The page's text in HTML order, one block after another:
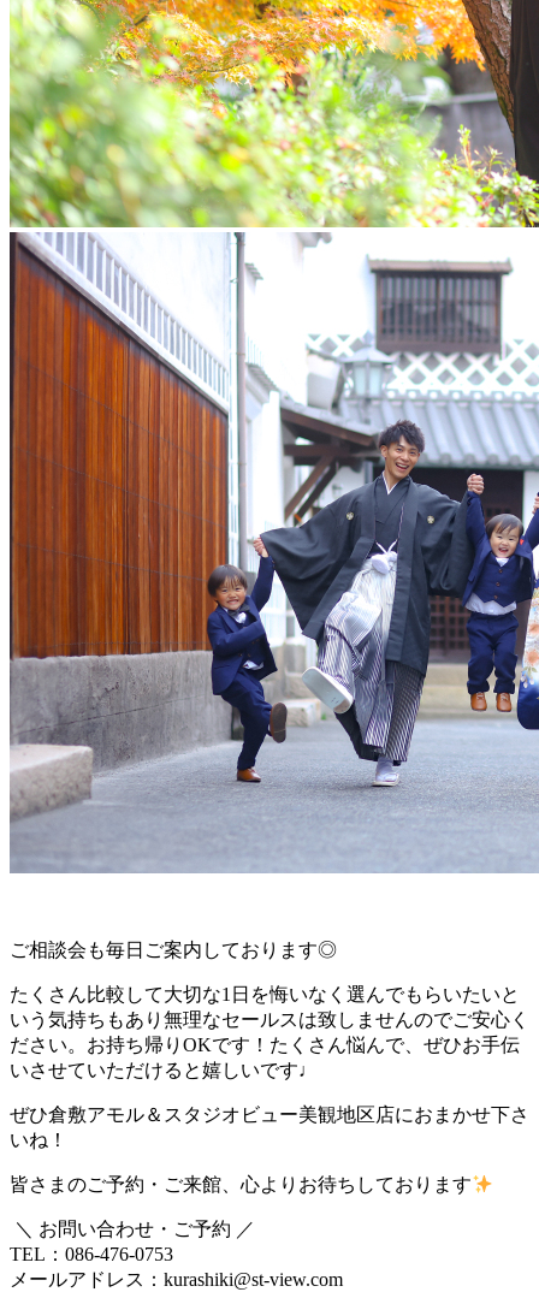
ご相談会も毎日ご案内しております◎
たくさん比較して大切な1日を悔いなく選んでもらいたいと
いう気持ちもあり無理なセールスは致しませんのでご安心く
ださい。お持ち帰りOKです！たくさん悩んで、ぜひお手伝
いさせていただけると嬉しいです♩
ぜひ倉敷アモル＆スタジオビュー美観地区店におまかせ下さ
いね！
皆さまのご予約・ご来館、心よりお待ちしております
＼ お問い合わせ・ご予約 ／
TEL：086-476-0753
メールアドレス：kurashiki@st-view.com